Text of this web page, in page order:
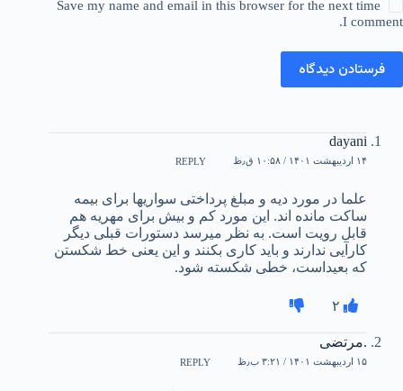
Save my name and email in this browser for the next time
I comment.
فرستادن دیدگاه
dayani
۱۴ اردیبهشت ۱۴۰۱ / ۱۰:۵۸ ق٫ظ REPLY
علما در مورد دیه و مبلغ پرداختی سواریها برای بیمه
ساکت مانده اند. این مورد کم و بیش برای مهریه هم
قابل رویت است. به نظر میرسد دستورات قبلی دیگر
کارآیی ندارند و باید کاری بکنند و این یعنی خط شکستن
که بعیداست، خطی شکسته شود.
۲
.مرتضی
۱۵ اردیبهشت ۱۴۰۱ / ۳:۲۱ ب٫ظ REPLY